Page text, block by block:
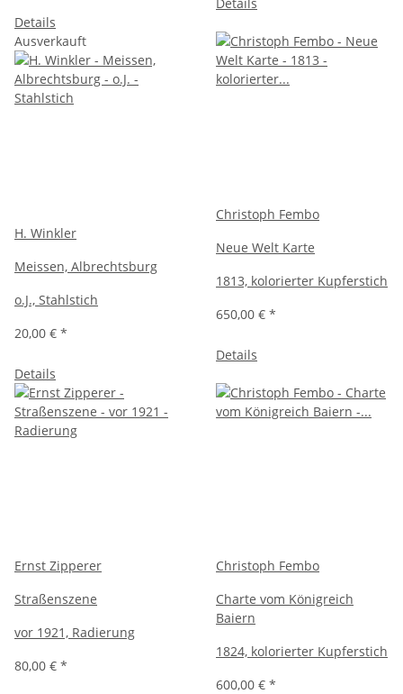
Details
Ausverkauft
H. Winkler
Meissen, Albrechtsburg
o.J., Stahlstich
20,00 € *
Details
Christoph Fembo
Neue Welt Karte
1813, kolorierter Kupferstich
650,00 € *
Details
Ernst Zipperer
Straßenszene
vor 1921, Radierung
80,00 € *
Christoph Fembo
Charte vom Königreich
Baiern
1824, kolorierter Kupferstich
600,00 € *